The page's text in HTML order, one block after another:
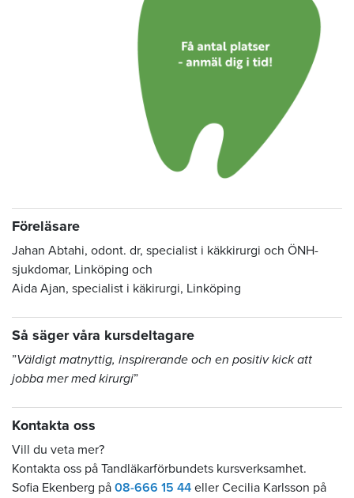
Föreläsare
Jahan Abtahi, odont. dr, specialist i käkkirurgi och ÖNH-
sjukdomar, Linköping och
Aida Ajan, specialist i käkirurgi, Linköping
Så säger våra kursdeltagare
”Väldigt matnyttig, inspirerande och en positiv kick att
jobba mer med kirurgi”
Kontakta oss
Vill du veta mer?
Kontakta oss på Tandläkarförbundets kursverksamhet.
Sofia Ekenberg på 08-666 15 44 eller Cecilia Karlsson på